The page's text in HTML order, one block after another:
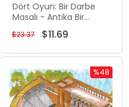
Dört Oyun: Bir Darbe
Masalı - Antika Bir
Oyun - Komşuculuk -
Hayat Öpücüğü
$11.69
$23.37
%48
İndirim